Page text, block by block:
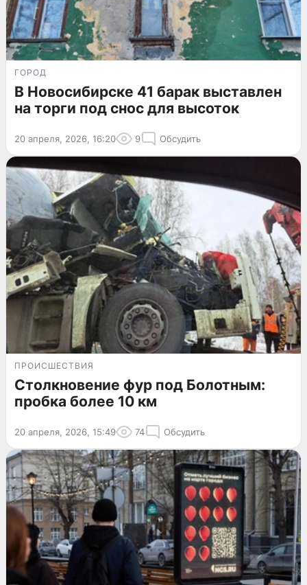
ГОРОД
В Новосибирске 41 барак выставлен
на торги под снос для высоток
20 апреля, 2026, 16:20 9 Обсудить
ПРОИСШЕСТВИЯ
Столкновение фур под Болотным:
пробка более 10 км
20 апреля, 2026, 15:49 74 Обсудить